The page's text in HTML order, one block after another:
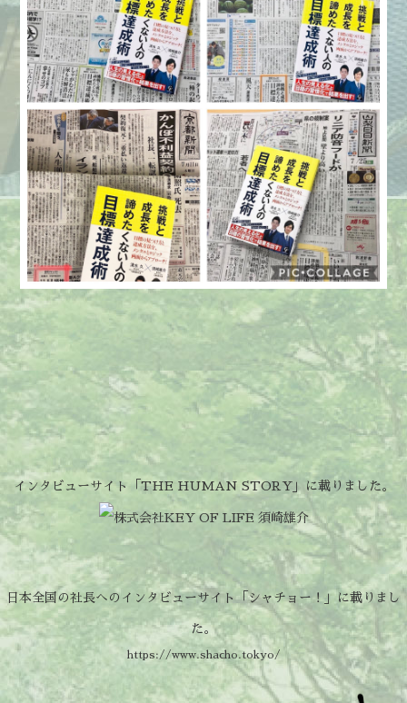
インタビューサイト「THE HUMAN STORY」に載りました。
日本全国の社長へのインタビューサイト「シャチョー！」に載りまし
た。
https://www.shacho.tokyo/